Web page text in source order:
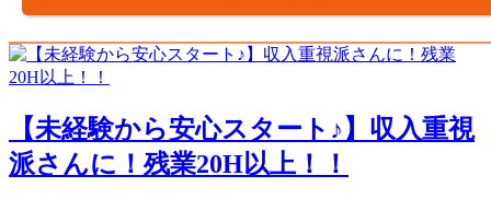
【未経験から安心スタート♪】収入重視
派さんに！残業20H以上！！